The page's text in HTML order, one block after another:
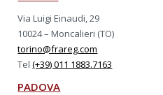
Via Luigi Einaudi, 29
10024 – Moncalieri (TO)
torino@frareg.com
Tel(+39) 011 1883.7163
PADOVA